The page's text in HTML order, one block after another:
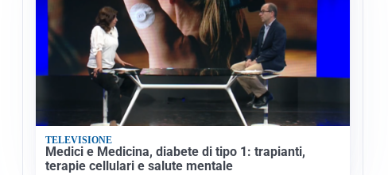
TELEVISIONE
Medici e Medicina, diabete di tipo 1: trapianti,
terapie cellulari e salute mentale